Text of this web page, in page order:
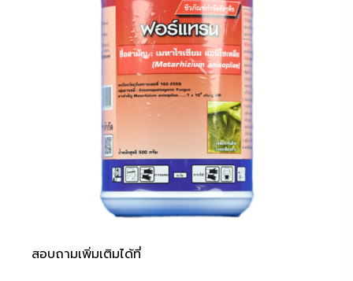
สอบถามเพิ่มเติมได้ที่